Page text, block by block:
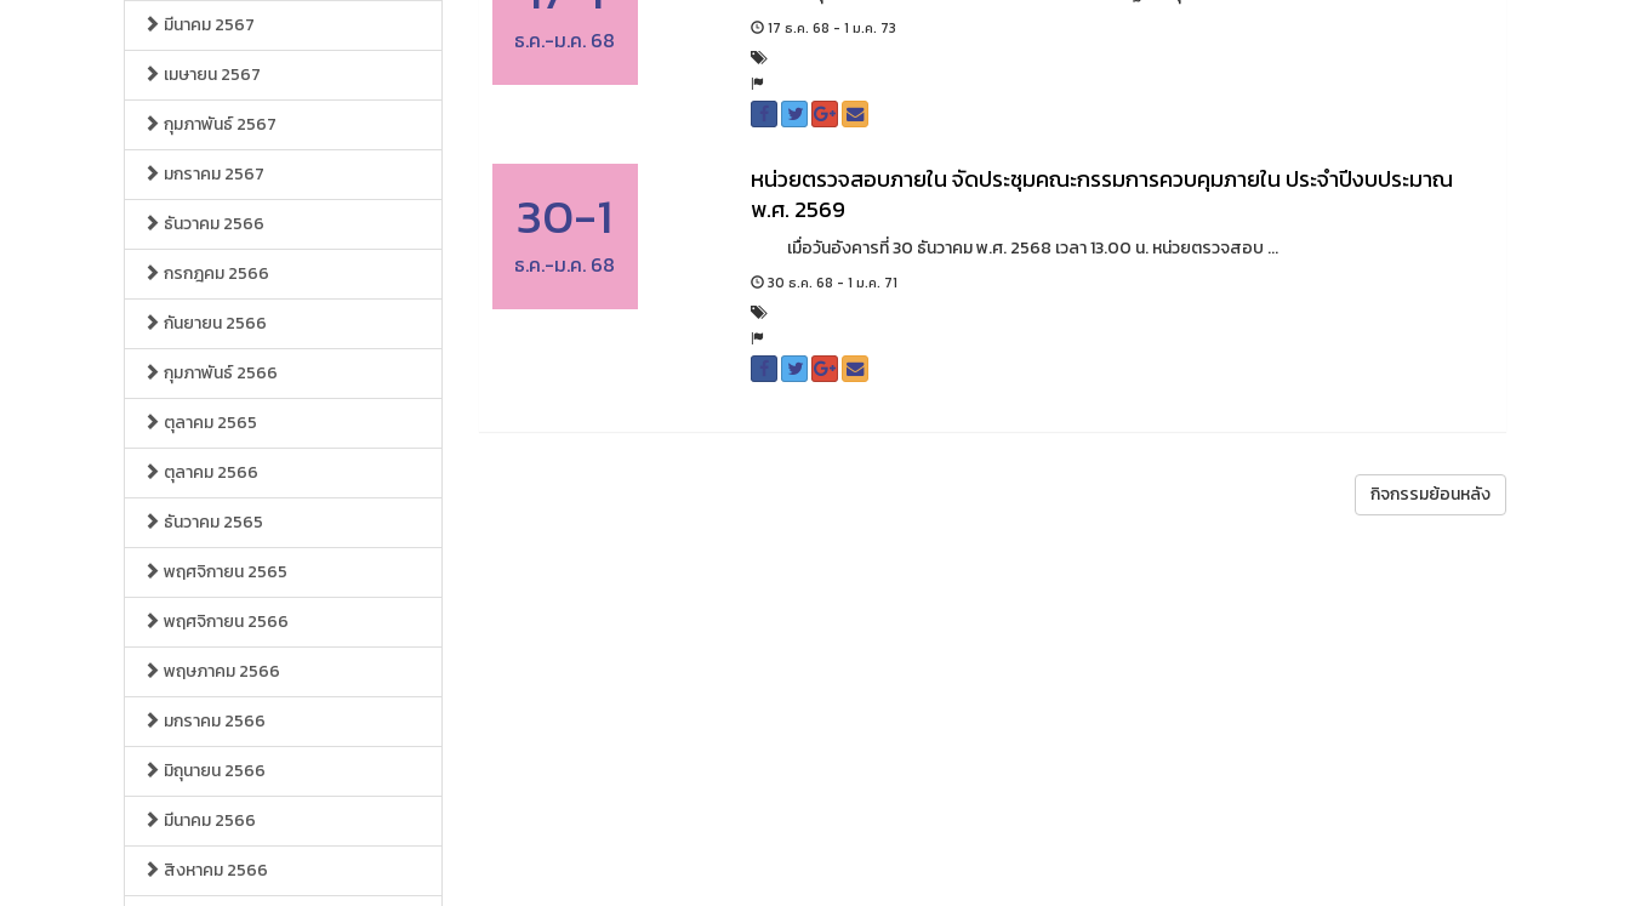
มีนาคม 2567
เมษายน 2567
กุมภาพันธ์ 2567
มกราคม 2567
ธันวาคม 2566
กรกฎคม 2566
กันยายน 2566
กุมภาพันธ์ 2566
ตุลาคม 2565
ตุลาคม 2566
ธันวาคม 2565
พฤศจิกายน 2565
พฤศจิกายน 2566
พฤษภาคม 2566
มกราคม 2566
มิถุนายน 2566
มีนาคม 2566
สิงหาคม 2566
ธ.ค.-ม.ค. 68 17 ธ.ค. 68 - 1 ม.ค. 73
30-1
ธ.ค.-ม.ค. 68
หน่วยตรวจสอบภายใน จัดประชุมคณะกรรมการควบคุมภายใน ประจำปีงบประมาณ
พ.ศ. 2569
เมื่อวันอังคารที่ 30 ธันวาคม พ.ศ. 2568 เวลา 13.00 น. หน่วยตรวจสอบ ...
30 ธ.ค. 68 - 1 ม.ค. 71
กิจกรรมย้อนหลัง